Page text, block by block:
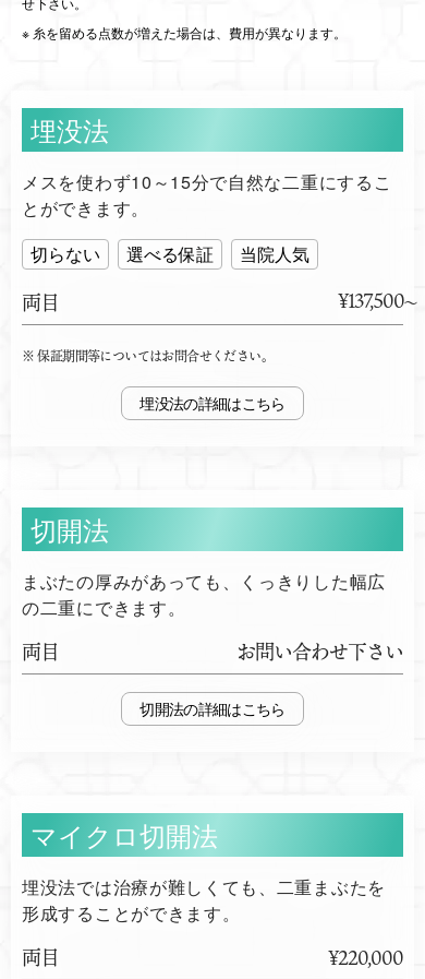
糸を留める点数が増えた場合は、費用が異なります。
埋没法
メスを使わず10～15分で自然な二重にするこ
とができます。
切らない
選べる保証 当院人気
両目 ¥137,500
保証期間等についてはお問合せください。
埋没法
切開法
まぶたの厚みがあっても、くっきりした幅広
の二重にできます。
両目 お問い合わせ下さい
切開法
マイクロ切開法
埋没法では治療が難しくても、二重まぶたを
形成することができます。
両目 ¥220,000